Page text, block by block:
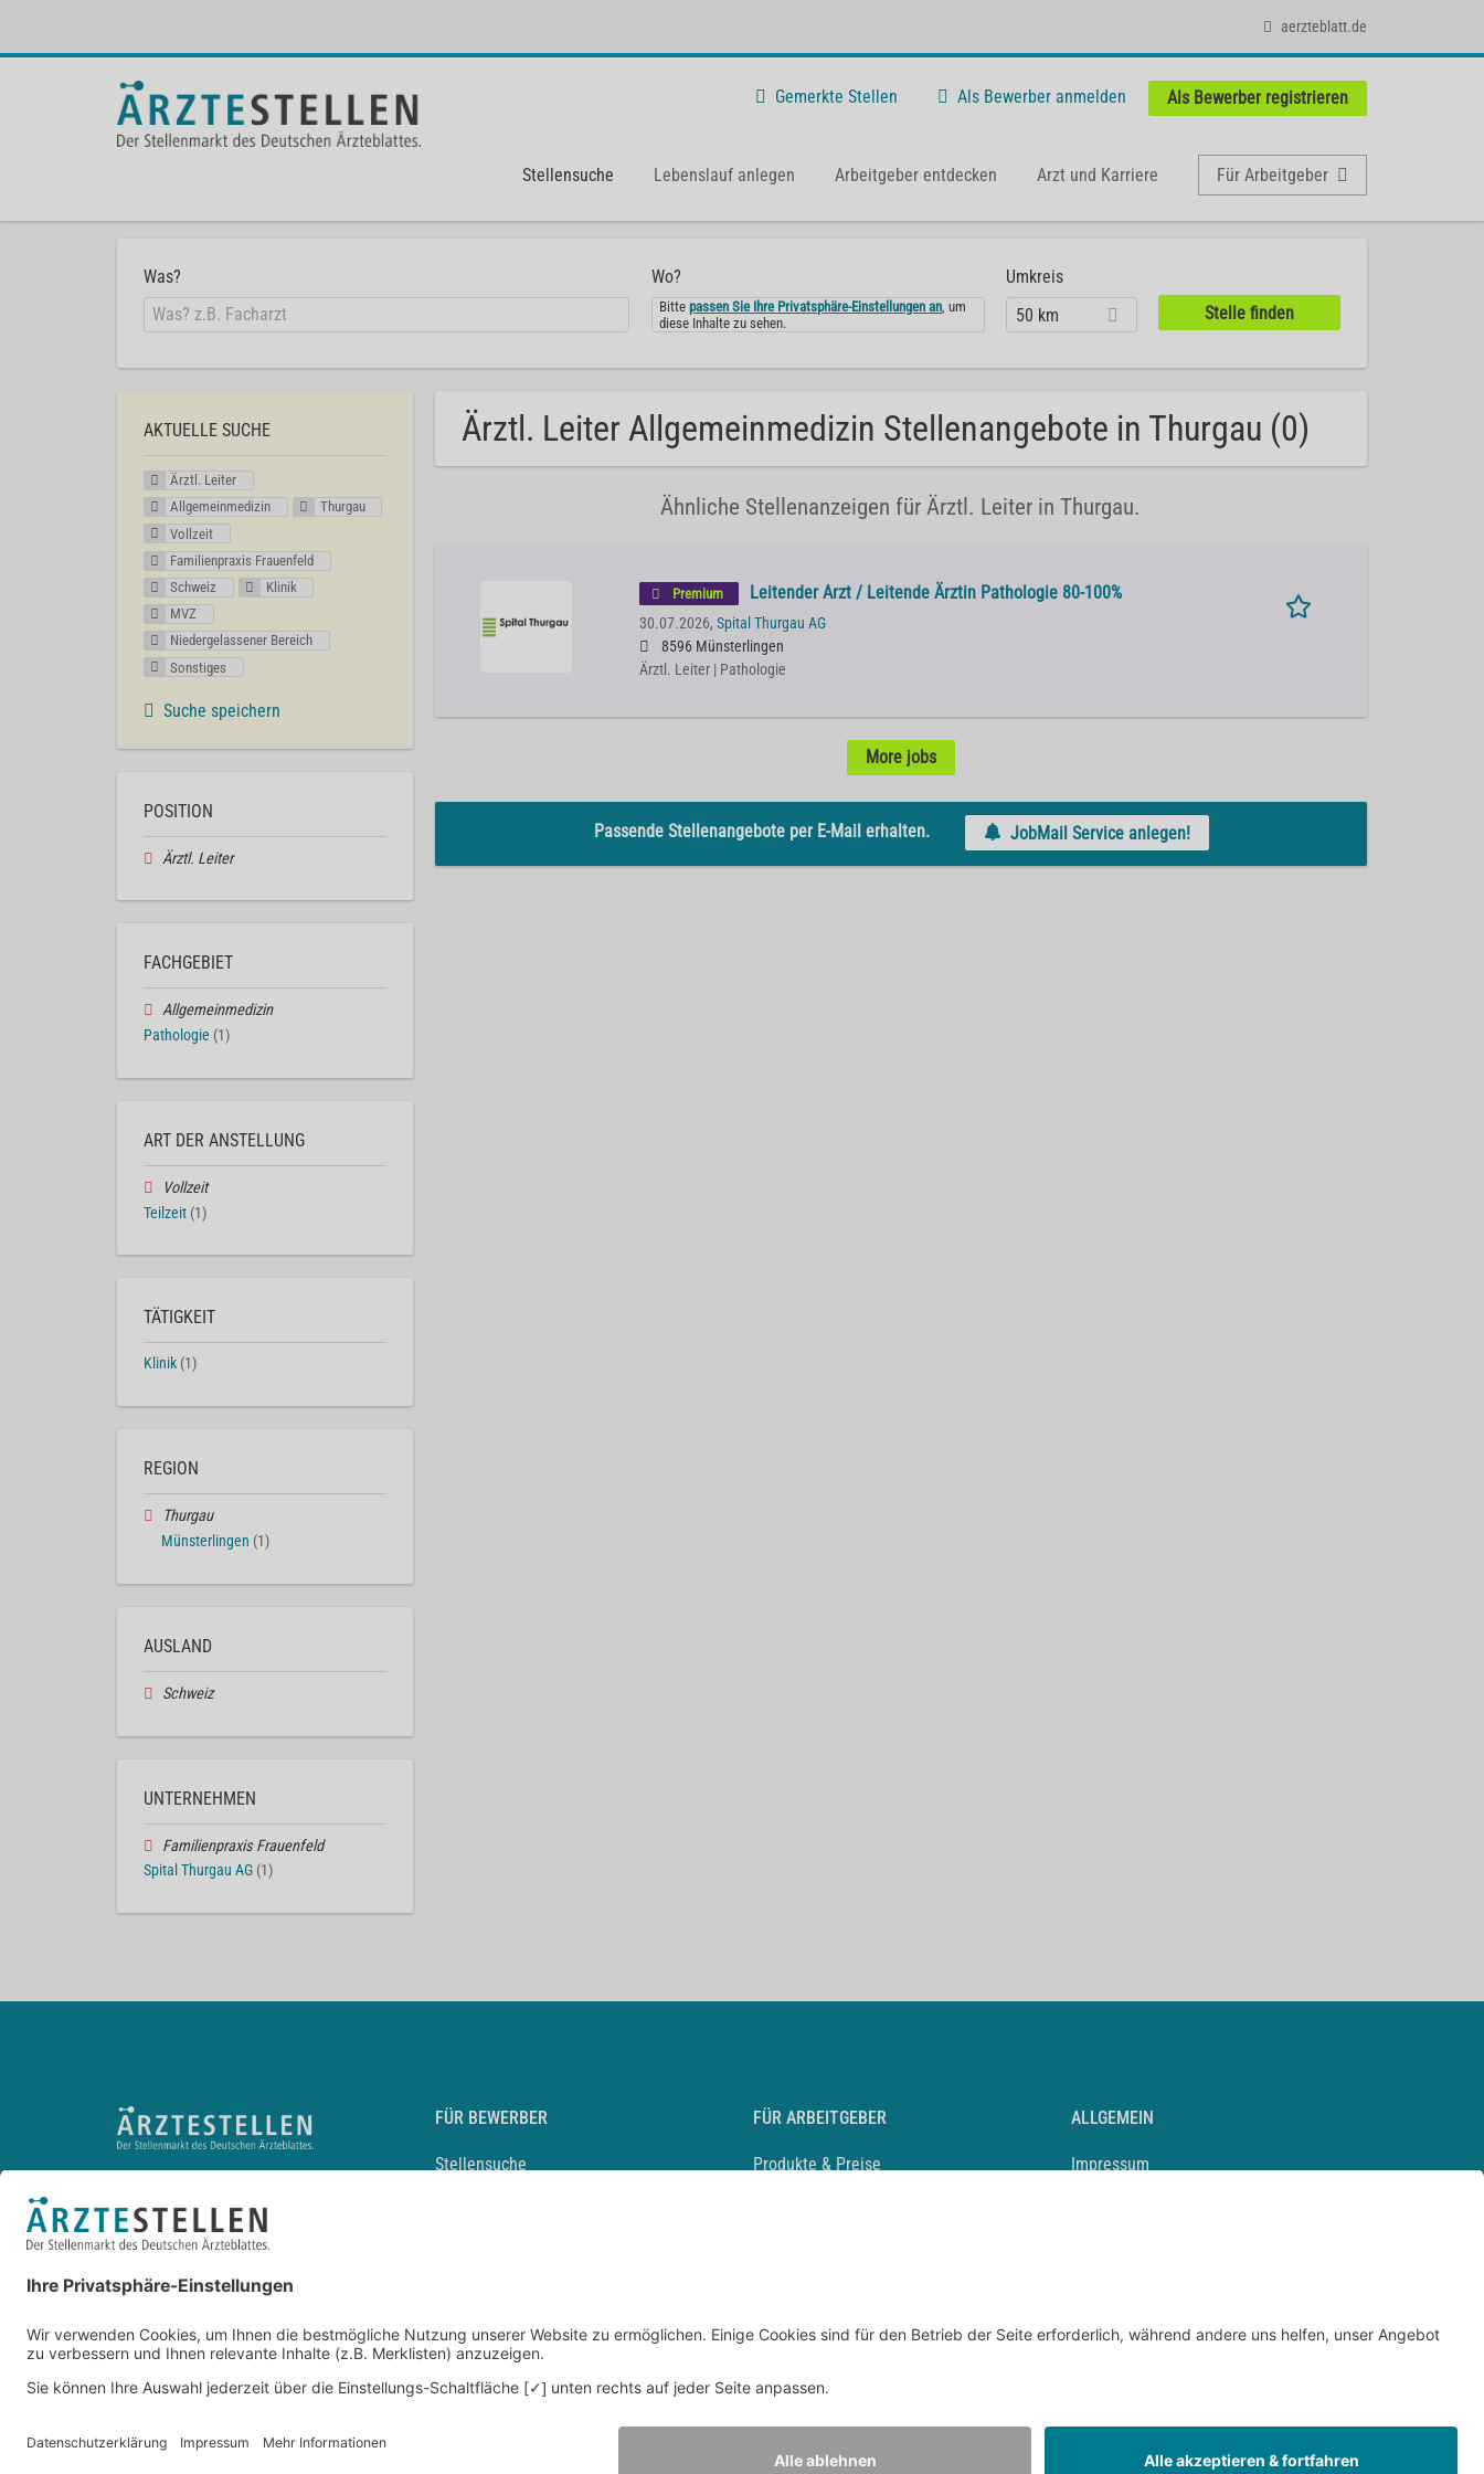
aerzteblatt.de
Gemerkte Stellen Als Bewerber anmelden Als Bewerber registrieren
Stellensuche Lebenslauf anlegen Arbeitgeber entdecken Arzt und Karriere Für Arbeitgeber
Was? Wo?
Bittepassen Sie Ihre Privatsphäre-Einstellungen an, um
diese Inhalte zu sehen.
Umkreis
50 km
Ärztl. Leiter Allgemeinmedizin Stellenangebote in Thurgau (0)
Ähnliche Stellenanzeigen für Ärztl. Leiter in Thurgau.
Premium Leitender Arzt / Leitende Ärztin Pathologie 80-100%
30.07.2026, Spital Thurgau AG
8596 Münsterlingen
Ärztl. Leiter | Pathologie
More jobs
Passende Stellenangebote per E-Mail erhalten. JobMail Service anlegen!
AKTUELLE SUCHE
Ärztl. Leiter
Allgemeinmedizin
Thurgau
Vollzeit
Familienpraxis Frauenfeld
Schweiz
Klinik
MVZ
Niedergelassener Bereich
Sonstiges
Suche speichern
POSITION
Ärztl. Leiter
FACHGEBIET
Allgemeinmedizin
Pathologie (1)
ART DER ANSTELLUNG
Vollzeit
Teilzeit (1)
TÄTIGKEIT
Klinik (1)
REGION
Thurgau
Münsterlingen (1)
AUSLAND
Schweiz
UNTERNEHMEN
Familienpraxis Frauenfeld
Spital Thurgau AG (1)
FÜR BEWERBER
Stellensuche
Durchsuchen Sie den Stellenkatalog
FÜR ARBEITGEBER
Produkte & Preise
ALLGEMEIN
Impressum